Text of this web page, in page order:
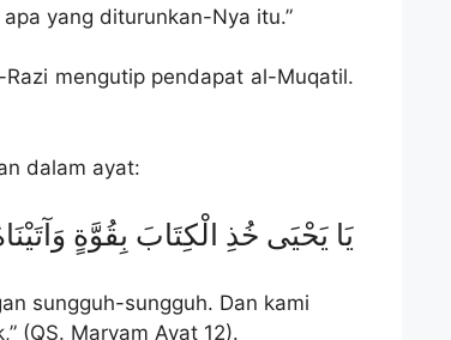
yang diturunkan-Nya itu.”
mengutip pendapat al-Muqatil.
dalam ayat:
يَا يَحْيَى خُذِ الْكِتَابَ بِقُوَّةٍ
sungguh-sungguh. Dan kami
(QS. Maryam Ayat 12).